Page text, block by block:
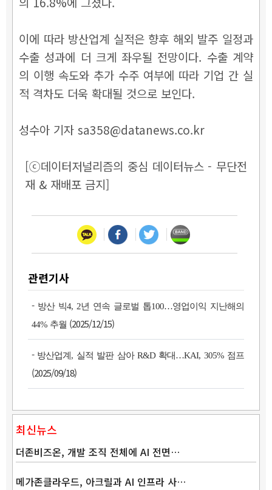
이에 따라 방산업계 실적은 향후 해외 발주 일정과
수출 성과에 더 크게 좌우될 전망이다. 수출 계약
의 이행 속도와 추가 수주 여부에 따라 기업 간 실
적 격차도 더욱 확대될 것으로 보인다.
성수아 기자 sa358@datanews.co.kr
[ⓒ데이터저널리즘의 중심 데이터뉴스 - 무단전
재 & 재배포 금지]
관련기사
- 방산 빅4, 2년 연속 글로벌 톱100…영업이익 지난해의
44% 추월 (2025/12/15)
- 방산업계, 실적 발판 삼아 R&D 확대…KAI, 305% 점프
(2025/09/18)
최신뉴스
더존비즈온, 개발 조직 전체에 AI 전면…
메가존클라우드, 아크릴과 AI 인프라 사…